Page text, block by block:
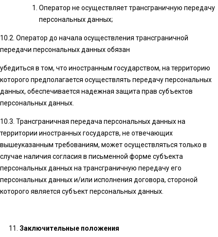
Оператор не осуществляет трансграничную передачу
персональных данных;
10.2. Оператор до начала осуществления трансграничной
передачи персональных данных обязан
убедиться в том, что иностранным государством, на территорию
которого предполагается осуществлять передачу персональных
данных, обеспечивается надежная защита прав субъектов
персональных данных.
10.3. Трансграничная передача персональных данных на
территории иностранных государств, не отвечающих
вышеуказанным требованиям, может осуществляться только в
случае наличия согласия в письменной форме субъекта
персональных данных на трансграничную передачу его
персональных данных и/или исполнения договора, стороной
которого является субъект персональных данных.
Заключительные положения